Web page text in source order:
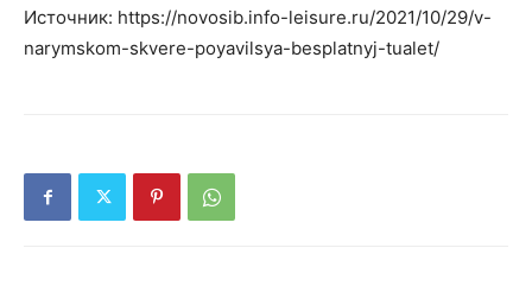
Источник: https://novosib.info-leisure.ru/2021/10/29/v-
narymskom-skvere-poyavilsya-besplatnyj-tualet/